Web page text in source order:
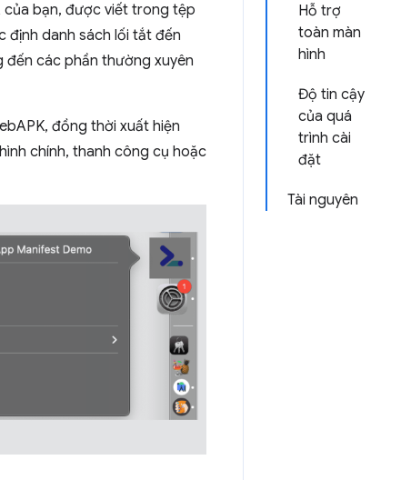
Hỗ trợ
toàn màn
hình
Độ tin cậy
của quá
trình cài
đặt
Tài nguyên
của bạn, được viết trong tệp
định danh sách lối tắt đến
các phần thường xuyên
đồng thời xuất hiện
chính, thanh công cụ hoặc